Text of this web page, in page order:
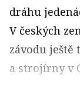
dráhu
V českých
závodu ještě
a strojírny v